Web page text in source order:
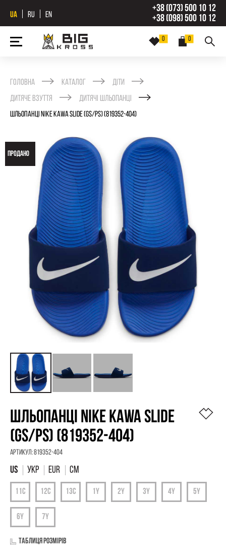
UA RU EN
+38 (073) 500 10 12
+38 (098) 500 10 12
0
0
Головна Каталог
Діти
Дитяче взуття
Дитячі шльопанці
ШЛЬОПАНЦІ NIKE KAWA SLIDE (GS/PS) (819352-404)
ПРОДАНО
ШЛЬОПАНЦІ NIKE KAWA SLIDE
(GS/PS) (819352-404)
Артикул:819352-404
УКР EUR СМ
Таблиця розмірів